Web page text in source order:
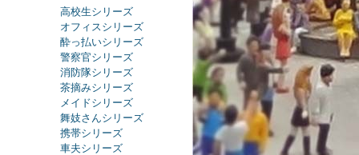
高校生シリーズ
オフィスシリーズ
酔っ払いシリーズ
警察官シリーズ
消防隊シリーズ
茶摘みシリーズ
メイドシリーズ
舞妓さんシリーズ
携帯シリーズ
車夫シリーズ